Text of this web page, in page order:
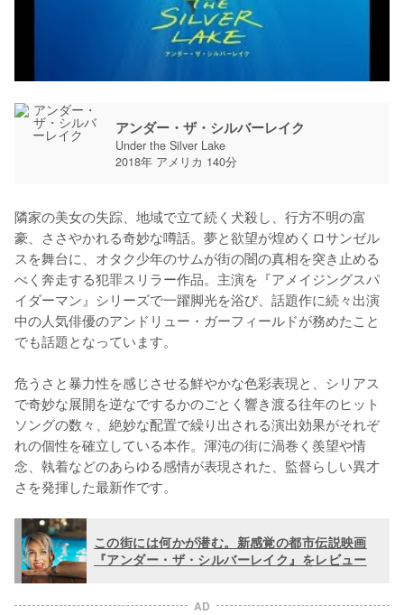
アンダー・ザ・シルバーレイク
Under the Silver Lake
2018年 アメリカ 140分
隣家の美女の失踪、地域で立て続く犬殺し、行方不明の富
豪、ささやかれる奇妙な噂話。夢と欲望が煌めくロサンゼル
スを舞台に、オタク少年のサムが街の闇の真相を突き止める
べく奔走する犯罪スリラー作品。主演を『アメイジングスパ
イダーマン』シリーズで一躍脚光を浴び、話題作に続々出演
中の人気俳優のアンドリュー・ガーフィールドが務めたこと
でも話題となっています。
危うさと暴力性を感じさせる鮮やかな色彩表現と、シリアス
で奇妙な展開を逆なでするかのごとく響き渡る往年のヒット
ソングの数々、絶妙な配置で繰り出される演出効果がそれぞ
れの個性を確立している本作。渾沌の街に渦巻く羨望や情
念、執着などのあらゆる感情が表現された、監督らしい異才
さを発揮した最新作です。
この街には何かが潜む。新感覚の都市伝説映画
『アンダー・ザ・シルバーレイク』をレビュー
AD